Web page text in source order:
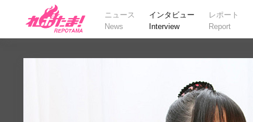
ニュース
News
インタビュー
Interview
レポート
Report